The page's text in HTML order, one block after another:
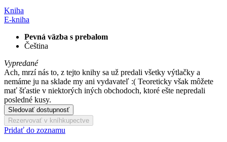
Kniha
E-kniha
Pevná väzba s prebalom
Čeština
Vypredané
Ach, mrzí nás to, z tejto knihy sa už predali všetky výtlačky a
nemáme ju na sklade my ani vydavateľ :( Teoreticky však môžete
mať šťastie v niektorých iných obchodoch, ktoré ešte nepredali
posledné kusy.
Sledovať dostupnosť
Rezervovať v kníhkupectve
Pridať do zoznamu